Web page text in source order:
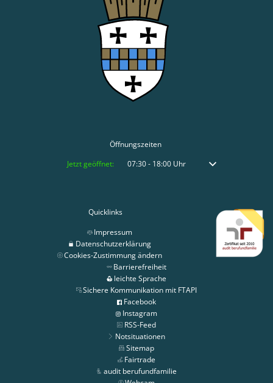
Öffnungszeiten
Klicken, um weitere Öffnungs- oder Schließzeiten auszublenden
Jetzt geöffnet: 07:30- 18:00Uhr Von 07:30 bis 18:00
Quicklinks
Impressum
Datenschutzerklärung
Cookies-Zustimmung ändern
Barrierefreiheit
leichte Sprache
Sichere Kommunikation mit FTAPI
Facebook
Instagram
RSS-Feed
Notsituationen
Sitemap
Fairtrade
audit berufundfamilie